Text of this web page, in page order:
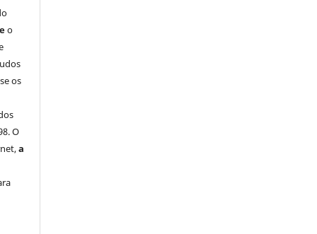
o
os
O
a